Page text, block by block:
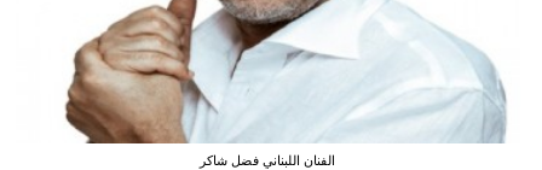
الفنان اللبناني فضل شاكر